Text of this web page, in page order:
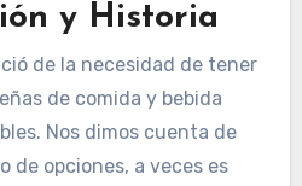
y Historia
de la necesidad de tener
de comida y bebida
Nos dimos cuenta de
de opciones, a veces es